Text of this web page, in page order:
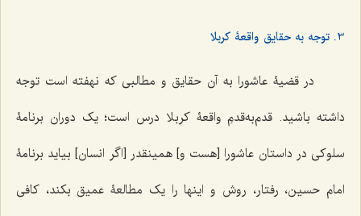
3. توجه به حقایق واقعۀ کربلا
در قضیۀ عاشورا به آن حقایق و مطالبی که نهفته است توجه
داشته باشید. قدم‌‌به‌قدمِ‌ واقعۀ كربلا درس است؛ یک دوران برنامۀ
سلوکی در داستان عاشورا [هست و] همین‎قدر [اگر انسان] بیاید برنامۀ
امام حسین، رفتار، روش و اینها را یک مطالعۀ عمیق بکند، کافی